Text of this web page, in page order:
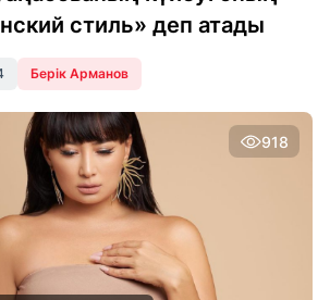
стиль» деп атады
Берік Арманов
918